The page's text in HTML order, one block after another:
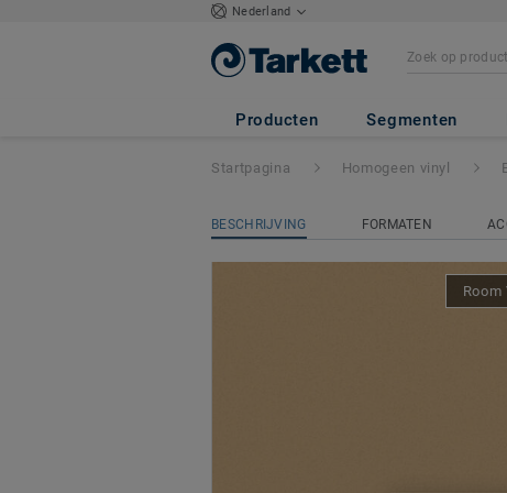
Nederland
Producten Segmenten
ECLIPSE
Startpagina Homogeen vinyl
BESCHRIJVING FORMATEN